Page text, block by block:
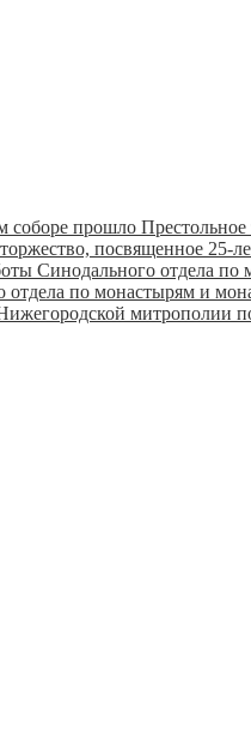
посвященное 25-
отдела по монастырям и